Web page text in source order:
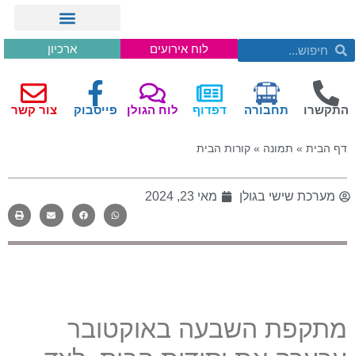
לוח אירועים ארכיון
התקשרו תחבורה דפדוף לוח הגולן פייסבוק צור קשר
דף הבית » תמונה » קורות הבית
מערכת שישי בגולן מאי 23, 2024
מתקפת השבעה באוקטובר